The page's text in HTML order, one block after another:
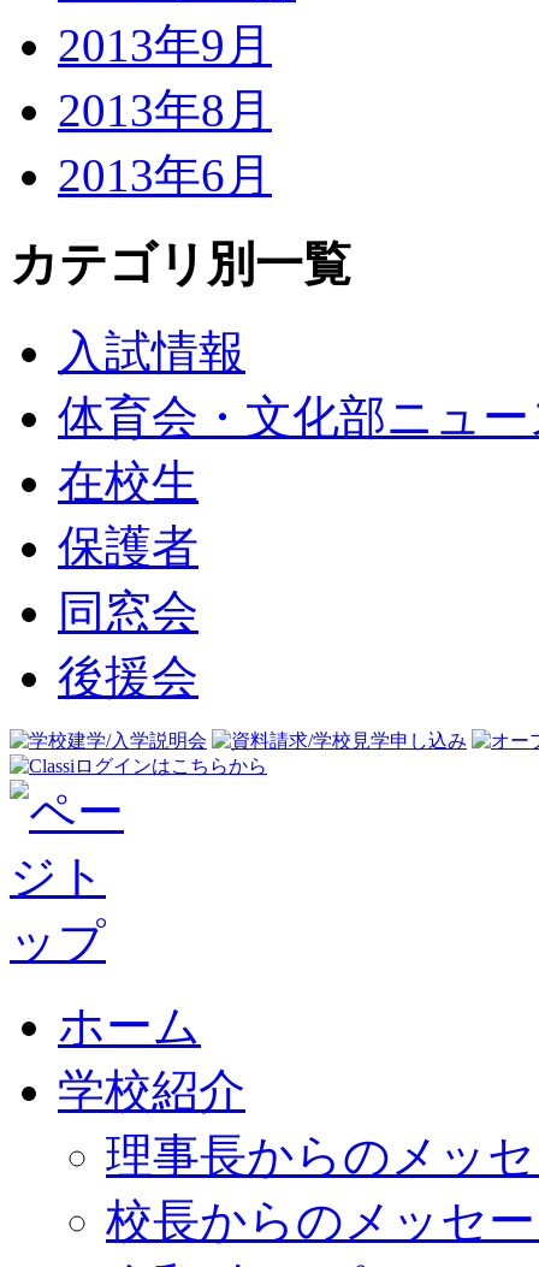
2013年9月
2013年8月
2013年6月
カテゴリ別一覧
入試情報
体育会・文化部ニュ
在校生
保護者
同窓会
後援会
ホーム
学校紹介
理事長からのメッ
校長からのメッセ